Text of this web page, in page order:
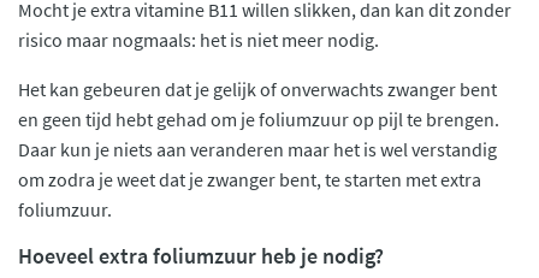
Mocht je extra vitamine B11 willen slikken, dan kan dit zonder
risico maar nogmaals: het is niet meer nodig.
Het kan gebeuren dat je gelijk of onverwachts zwanger bent
en geen tijd hebt gehad om je foliumzuur op pijl te brengen.
Daar kun je niets aan veranderen maar het is wel verstandig
om zodra je weet dat je zwanger bent, te starten met extra
foliumzuur.
Hoeveel extra foliumzuur heb je nodig?